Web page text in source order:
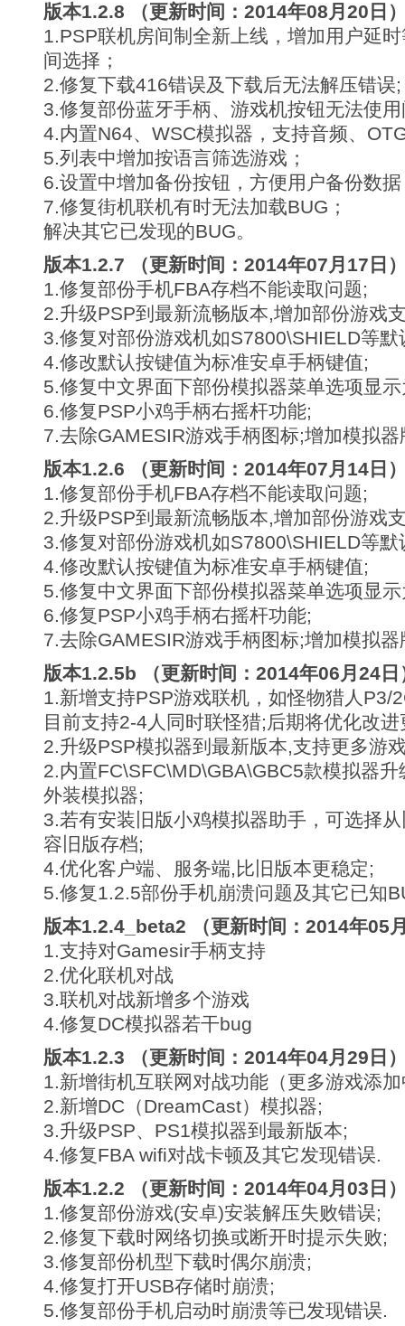
版本1.2.8 （更新时间：2014年08月20日
1.PSP联机房间制全新上线，增加用户延
间选择；
2.修复下载416错误及下载后无法解压错误;
3.修复部份蓝牙手柄、游戏机按钮无法使
4.内置N64、WSC模拟器，支持音频、
5.列表中增加按语言筛选游戏；
6.设置中增加备份按钮，方便用户备份数
7.修复街机联机有时无法加载BUG；
解决其它已发现的BUG。
版本1.2.7 （更新时间：2014年07月17日
1.修复部份手机FBA存档不能读取问题;
2.升级PSP到最新流畅版本,增加部份游戏
3.修复对部份游戏机如S7800\SHIELD等默
4.修改默认按键值为标准安卓手柄键值;
5.修复中文界面下部份模拟器菜单选项显
6.修复PSP小鸡手柄右摇杆功能;
7.去除GAMESIR游戏手柄图标;增加模拟
版本1.2.6 （更新时间：2014年07月14日
1.修复部份手机FBA存档不能读取问题;
2.升级PSP到最新流畅版本,增加部份游戏
3.修复对部份游戏机如S7800\SHIELD等默
4.修改默认按键值为标准安卓手柄键值;
5.修复中文界面下部份模拟器菜单选项显
6.修复PSP小鸡手柄右摇杆功能;
7.去除GAMESIR游戏手柄图标;增加模拟
版本1.2.5b （更新时间：2014年06月24日
1.新增支持PSP游戏联机，如怪物猎人P3/
目前支持2-4人同时联怪猎;后期将优化改
2.升级PSP模拟器到最新版本,支持更多游
2.内置FC\SFC\MD\GBA\GBC5款模拟器
外装模拟器;
3.若有安装旧版小鸡模拟器助手，可选择
容旧版存档;
4.优化客户端、服务端,比旧版本更稳定;
5.修复1.2.5部份手机崩溃问题及其它已知
版本1.2.4_beta2 （更新时间：2014年05
1.支持对Gamesir手柄支持
2.优化联机对战
3.联机对战新增多个游戏
4.修复DC模拟器若干bug
版本1.2.3 （更新时间：2014年04月29日
1.新增街机互联网对战功能（更多游戏添
2.新增DC（DreamCast）模拟器;
3.升级PSP、PS1模拟器到最新版本;
4.修复FBA wifi对战卡顿及其它发现错误.
版本1.2.2 （更新时间：2014年04月03日
1.修复部份游戏(安卓)安装解压失败错误;
2.修复下载时网络切换或断开时提示失败;
3.修复部份机型下载时偶尔崩溃;
4.修复打开USB存储时崩溃;
5.修复部份手机启动时崩溃等已发现错误.